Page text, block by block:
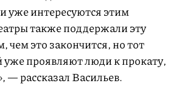
интересуются этим
также поддержали эту
это закончится, но тот
уже проявляют люди к прокату,
— рассказал Васильев.